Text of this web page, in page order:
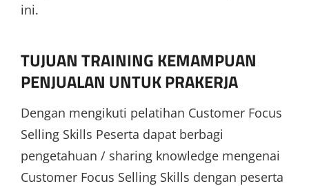
ini.
TUJUAN TRAINING KEMAMPUAN
PENJUALAN UNTUK PRAKERJA
Dengan mengikuti pelatihan Customer Focus
Selling Skills Peserta dapat berbagi
pengetahuan / sharing knowledge mengenai
Customer Focus Selling Skills dengan peserta